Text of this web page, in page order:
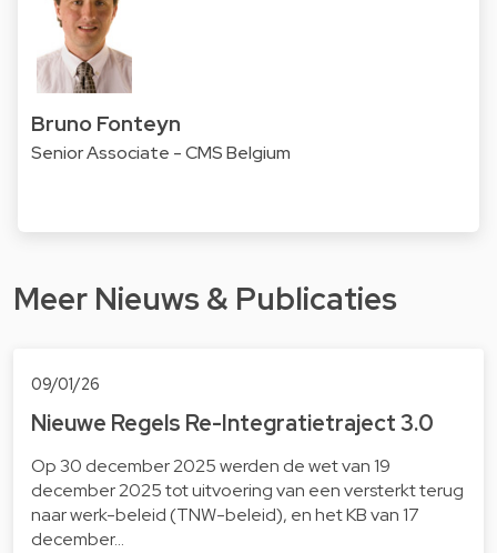
Bruno Fonteyn
Senior Associate - CMS Belgium
Meer Nieuws & Publicaties
09/01/26
Nieuwe Regels Re-Integratietraject 3.0
Op 30 december 2025 werden de wet van 19
december 2025 tot uitvoering van een versterkt terug
naar werk-beleid (TNW-beleid), en het KB van 17
december…